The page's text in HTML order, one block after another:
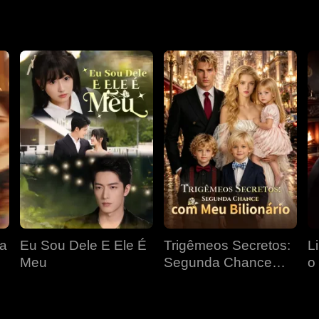
de paternidade confirmou que ele era o pai. Então, ele
Eu Sou Dele E Ele É
Meu
Trigêmeos Secretos:
Segunda Chance
o